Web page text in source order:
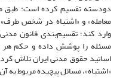
دودسته تقسیم کرده است: طبق
معامله» و «اشتباه در شخص
وارد کند؛ تقسیم‌بندی قانون
مسئله را پوشش داده و حکم هر
اساتید حقوق مدنی ایران تلاش
«اشتباه»، مسائل پیچیده مربوط به